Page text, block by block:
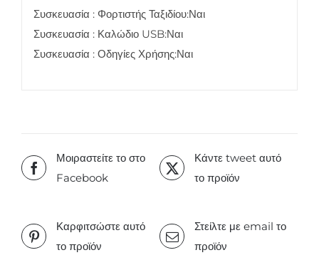
Συσκευασία : Φορτιστής Ταξιδίου:Ναι
Συσκευασία : Καλώδιο USB:Ναι
Συσκευασία : Οδηγίες Χρήσης:Ναι
Μοιραστείτε το στο
Facebook
Κάντε tweet αυτό
το προϊόν
Καρφιτσώστε αυτό
το προϊόν
Στείλτε με email το
προϊόν